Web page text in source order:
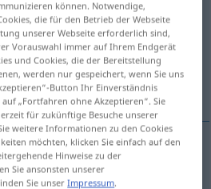
anklicken/antippen)
perorar
können. Notwendige,
die für den Betrieb der Webseite
unserer Webseite erforderlich sind,
Vorauswahl immer auf Ihrem Endgerät
und Cookies, die der Bereitstellung
werden nur gespeichert, wenn Sie uns
Button Ihr Einverständnis
„Fortfahren ohne Akzeptieren“. Sie
für zukünftige Besuche unserer
weitere Informationen zu den Cookies
möchten, klicken Sie einfach auf den
Hinweise zu der
Sie ansonsten unserer
Sie unserImpressum